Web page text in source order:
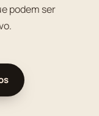
podem ser